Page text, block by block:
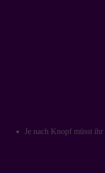
Je nach Knopf müsst ihr